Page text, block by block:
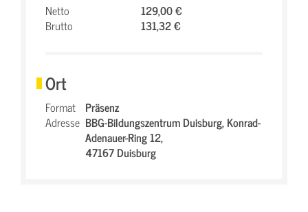
Netto
129,00 €
Brutto
131,32 €
Ort
Format Präsenz
Adresse BBG-Bildungszentrum Duisburg,Konrad-
Adenauer-Ring 12,
47167 Duisburg